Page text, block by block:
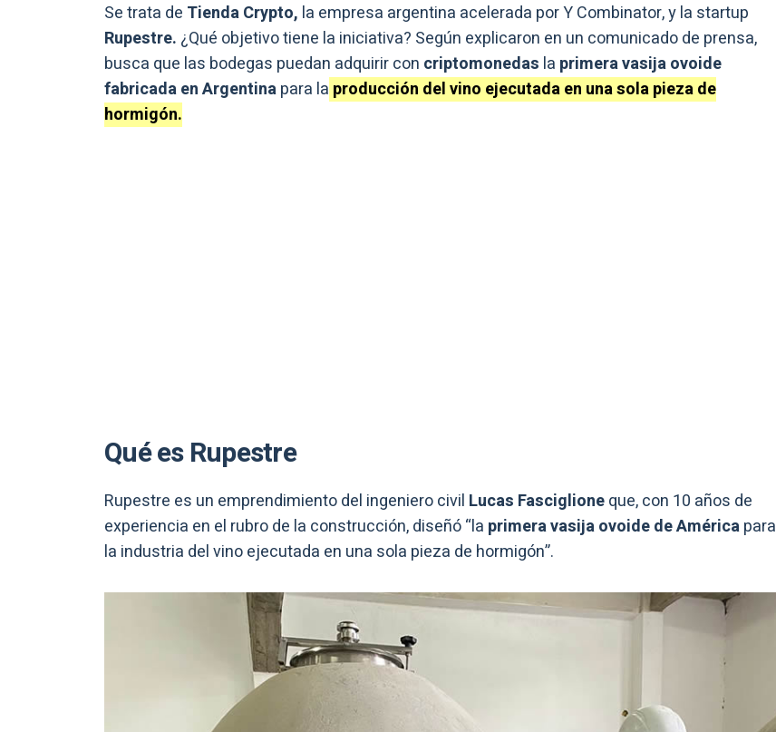
Se trata de Tienda Crypto, la empresa argentina acelerada por Y Combinator, y la startup
Rupestre. ¿Qué objetivo tiene la iniciativa? Según explicaron en un comunicado de prensa,
busca que las bodegas puedan adquirir con criptomonedas la primera vasija ovoide
fabricada en Argentinapara la producción del vino ejecutada en una sola pieza de
hormigón.
Qué es Rupestre
Rupestre es un emprendimiento del ingeniero civil Lucas Fasciglioneque, con 10 años de
experiencia en el rubro de la construcción, diseñó “la primera vasija ovoide de Américapara
la industria del vino ejecutada en una sola pieza de hormigón”.